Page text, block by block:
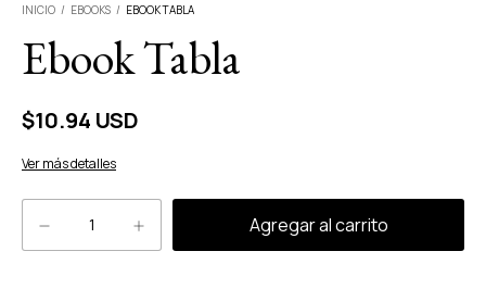
INICIO / EBOOKS / EBOOK TABLA
Ebook Tabla
$10.94 USD
Ver más detalles